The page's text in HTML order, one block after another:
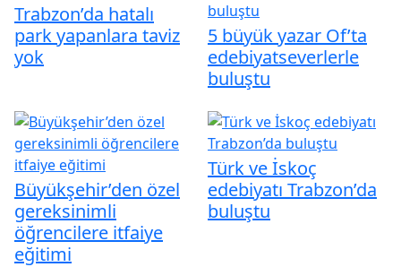
Trabzon’da hatalı
park yapanlara taviz
yok
5 büyük yazar Of’ta
edebiyatseverlerle
buluştu
Büyükşehir’den özel
gereksinimli
öğrencilere itfaiye
eğitimi
Türk ve İskoç
edebiyatı Trabzon’da
buluştu